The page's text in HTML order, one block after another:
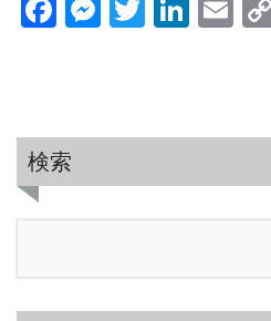
F
b
o
o
M
n
g
er
T
r
Li
dI
n
E
検索